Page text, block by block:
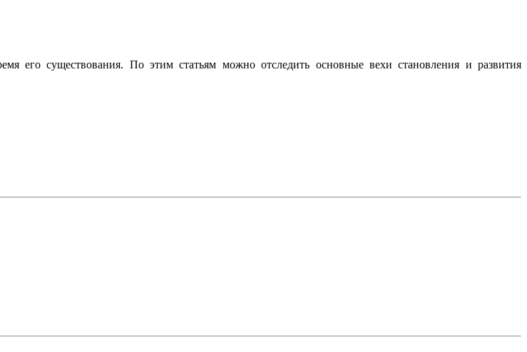
его существования. По этим статьям можно отследить основные вехи становления и развития